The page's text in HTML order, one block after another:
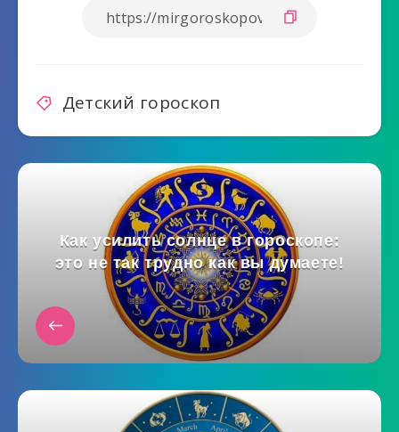
Детский гороскоп
Как усилить солнце в гороскопе:
это не так трудно как вы думаете!